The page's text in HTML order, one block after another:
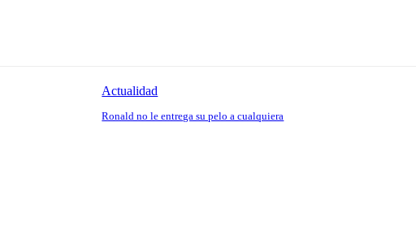
Actualidad
Ronald no le entrega su pelo a cualquiera